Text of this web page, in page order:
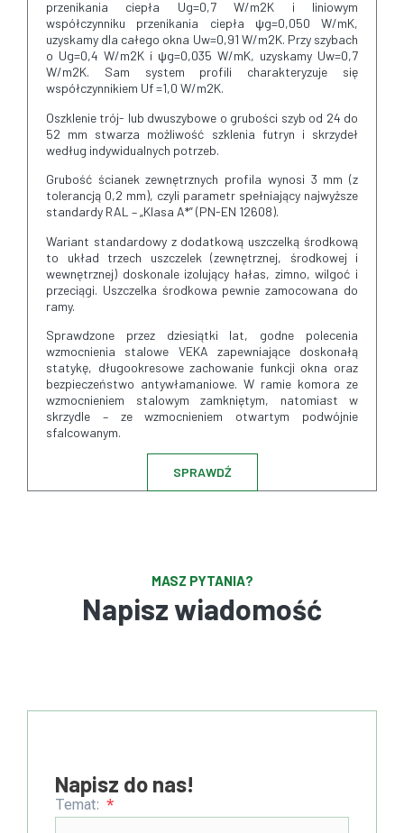
przenikania ciepła Ug=0,7 W/m2K i liniowym
współczynniku przenikania ciepła ψg=0,050 W/mK,
uzyskamy dla całego okna Uw=0,91 W/m2K. Przy szybach
o Ug=0,4 W/m2K i ψg=0,035 W/mK, uzyskamy Uw=0,7
W/m2K. Sam system profili charakteryzuje się
współczynnikiem Uf =1,0 W/m2K.
Oszklenie trój- lub dwuszybowe o grubości szyb od 24 do
52 mm stwarza możliwość szklenia futryn i skrzydeł
według indywidualnych potrzeb.
Grubość ścianek zewnętrznych profila wynosi 3 mm (z
tolerancją 0,2 mm), czyli parametr spełniający najwyższe
standardy RAL – „Klasa A*” (PN-EN 12608).
Wariant standardowy z dodatkową uszczelką środkową
to układ trzech uszczelek (zewnętrznej, środkowej i
wewnętrznej) doskonale izolujący hałas, zimno, wilgoć i
przeciągi. Uszczelka środkowa pewnie zamocowana do
ramy.
Sprawdzone przez dziesiątki lat, godne polecenia
wzmocnienia stalowe VEKA zapewniające doskonałą
statykę, długookresowe zachowanie funkcji okna oraz
bezpieczeństwo antywłamaniowe. W ramie komora ze
wzmocnieniem stalowym zamkniętym, natomiast w
skrzydle – ze wzmocnieniem otwartym podwójnie
sfalcowanym.
SPRAWDŹ
MASZ PYTANIA?
Napisz wiadomość
Napisz do nas!
Temat: